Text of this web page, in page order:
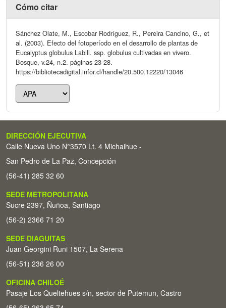
Cómo citar
Sánchez Olate, M., Escobar Rodríguez, R., Pereira Cancino, G., et
al. (2003). Efecto del fotoperíodo en el desarrollo de plantas de
Eucalyptus globulus Labill. ssp. globulus cultivadas en vivero.
Bosque, v.24, n.2. páginas 23-28.
https://bibliotecadigital.infor.cl/handle/20.500.12220/13046
DIRECCIÓN EJECUTIVA
Calle Nueva Uno N°3570 Lt. 4 Michaihue -
San Pedro de La Paz, Concepción
(56-41) 285 32 60
SEDE METROPOLITANA
Sucre 2397, Ñuñoa, Santiago
(56-2) 2366 71 20
SEDE DIAGUITAS
Juan Georgini Runi 1507, La Serena
(56-51) 236 26 00
OFICINA CHILOÉ
Pasaje Los Queltehues s/n, sector de Putemun, Castro